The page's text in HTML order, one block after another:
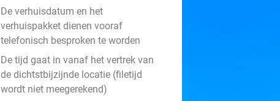
De verhuisdatum en het
verhuispakket dienen vooraf
telefonisch besproken te worden
De tijd gaat in vanaf het vertrek van
de dichtstbijzijnde locatie (filetijd
wordt niet meegerekend)